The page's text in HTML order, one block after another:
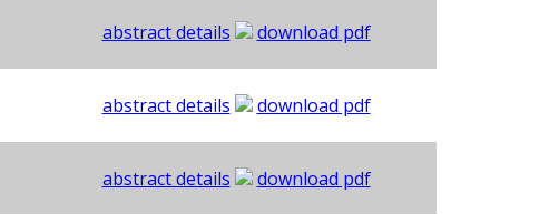
abstract details
download pdf
abstract details
download pdf
abstract details
download pdf